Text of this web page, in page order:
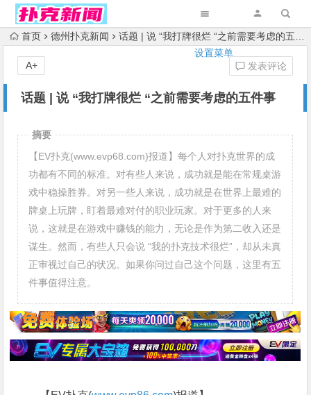
设置菜单
首页 德州扑克新闻 话题 | 说 “我打牌很烂 “之前需要考虑的五件事
话题 | 说 “我打牌很烂 “之前需要考虑的五件事
发表评论
A+
摘要
【EV扑克(www.evp68.com)报道】每个人对扑克世界的成
功都有不同的标准。对有些人来说，成功就是能在常规桌游
戏中稳操胜券。对另一些人来说，成功就是在世界上最难的
牌桌上玩牌，盯着最难对付的职业玩家。对于更多的人来
说，这就是在游戏中赚钱的能力，无论是作为第二收入还是
谋生。然而，有些人只会说 “我的扑克技术很烂”，却从未真
正审视过自己的状况。如果你问过自己这个问题，这里有五
件事值得注意。